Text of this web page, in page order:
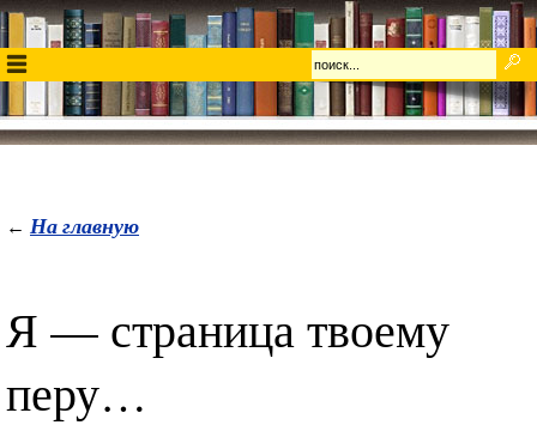
← На главную
Я — страница твоему
перу…